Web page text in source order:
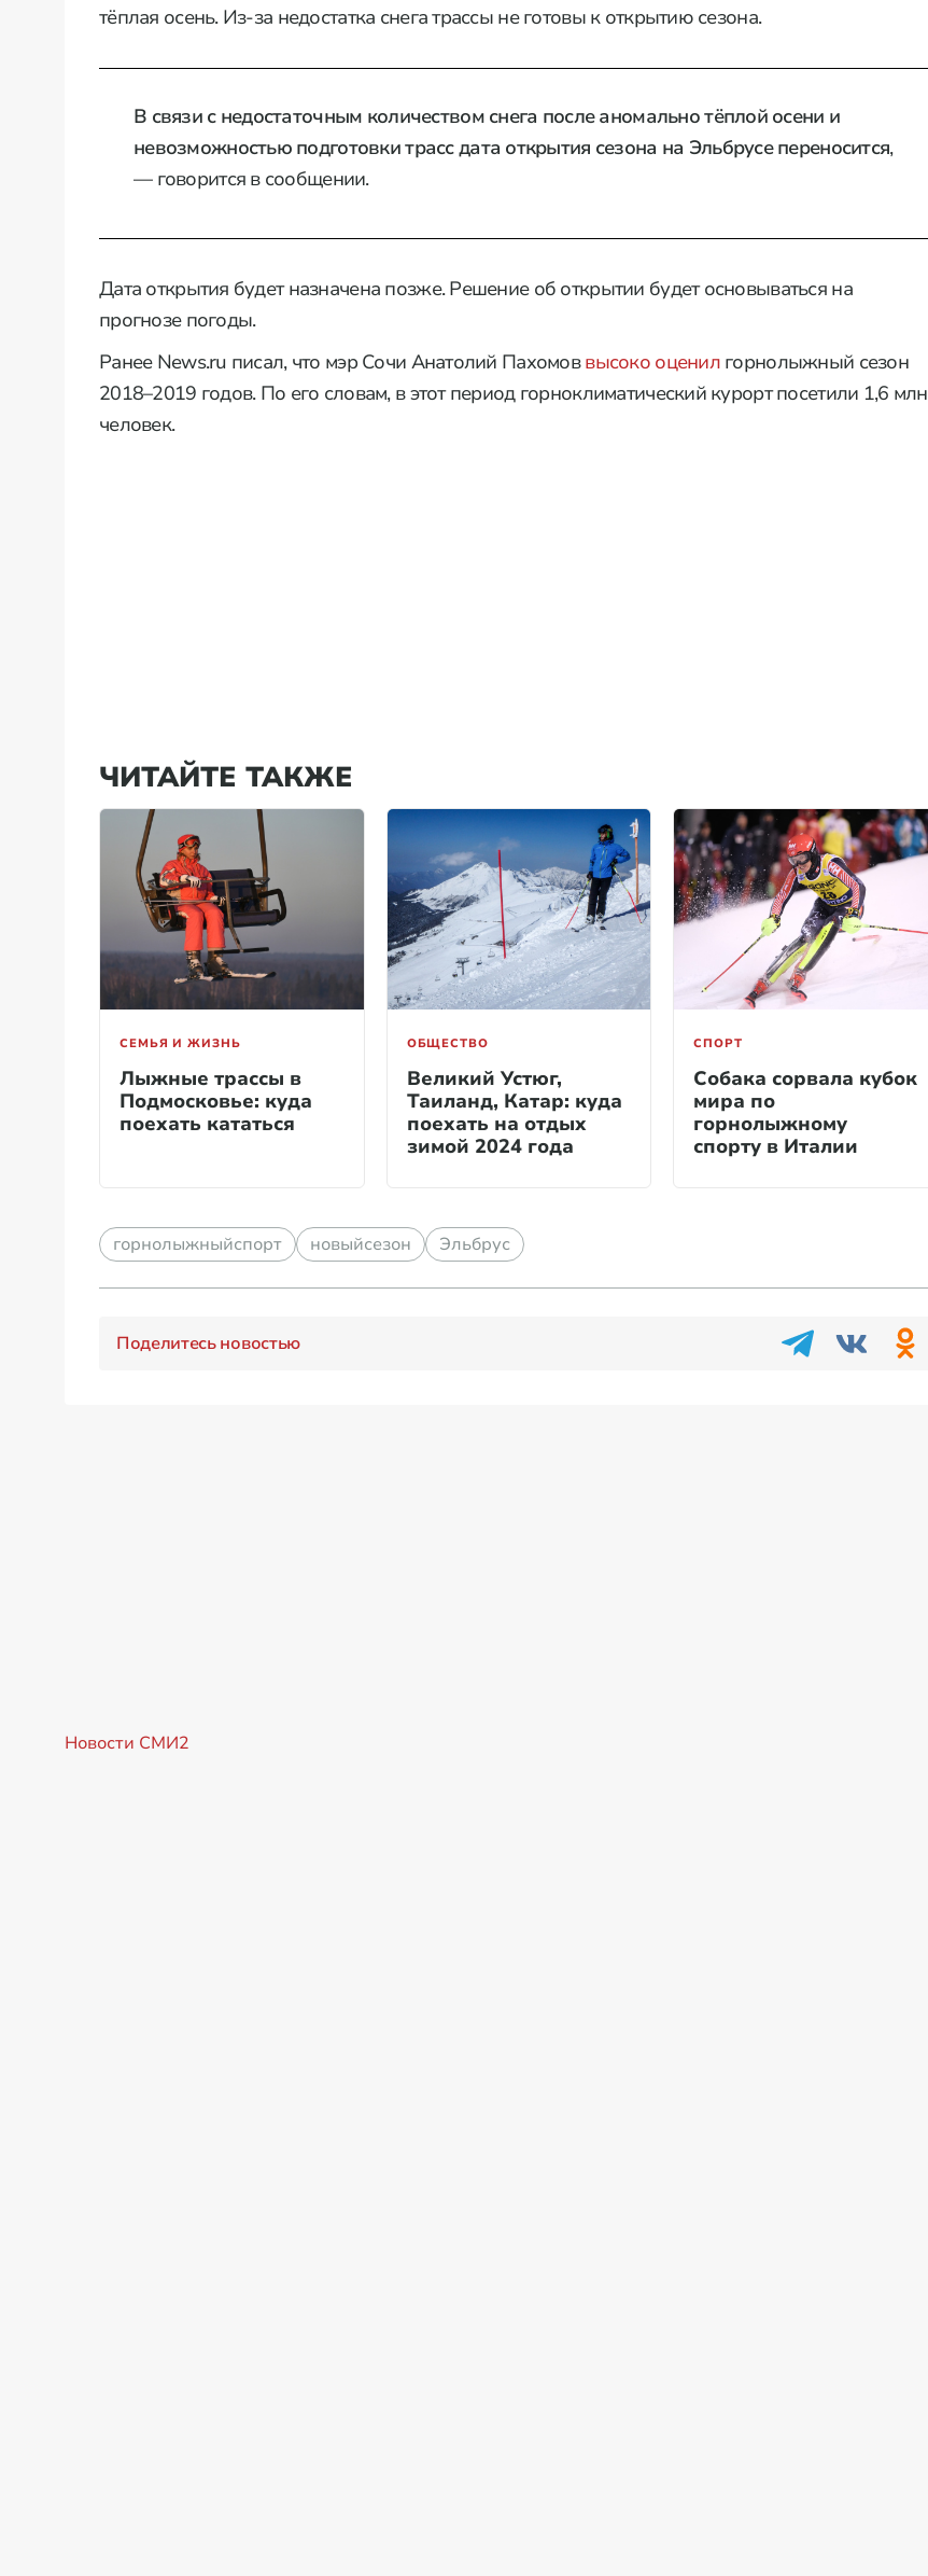
тёплая осень. Из-за недостатка снега трассы не готовы к открытию сезона.
В связи с недостаточным количеством снега после аномально тёплой осени и
невозможностью подготовки трасс дата открытия сезона на Эльбрусе переносится,
— говорится в сообщении.
Дата открытия будет назначена позже. Решение об открытии будет основываться на
прогнозе погоды.
Ранее News.ru писал, что мэр Сочи Анатолий Пахомоввысоко оценилгорнолыжный сезон
2018–2019 годов. По его словам, в этот период горноклиматический курорт посетили 1,6 млн
человек.
ЧИТАЙТЕ ТАКЖЕ
СЕМЬЯ И ЖИЗНЬ
Лыжные трассы в
Подмосковье: куда
поехать кататься
ОБЩЕСТВО
Великий Устюг,
Таиланд, Катар: куда
поехать на отдых
зимой 2024 года
СПОРТ
Собака сорвала кубок
мира по
горнолыжному
спорту в Италии
горнолыжныйспорт новыйсезон Эльбрус
Поделитесь новостью
Новости СМИ2